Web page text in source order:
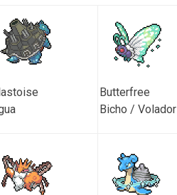
Butterfree
Bicho / Volador